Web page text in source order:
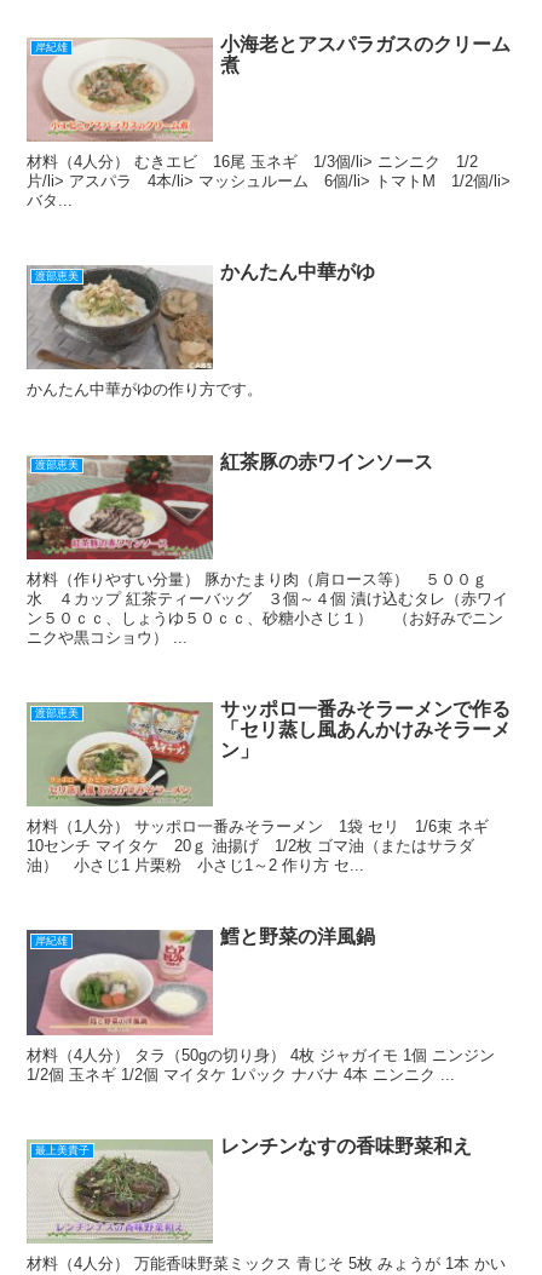
k
岸紀雄
小海老とアスパラガスのクリーム
煮
材料（4人分） むきエビ 16尾 玉ネギ 1/3個/li> ニンニク 1/2
片/li> アスパラ 4本/li> マッシュルーム 6個/li> トマトM 1/2個/li>
バタ...
渡部恵美 かんたん中華がゆ
かんたん中華がゆの作り方です。
渡部恵美 紅茶豚の赤ワインソース
材料（作りやすい分量） 豚かたまり肉（肩ロース等） ５００ｇ
水 ４カップ 紅茶ティーバッグ ３個～４個 漬け込むタレ（赤ワイ
ン５０ｃｃ、しょうゆ５０ｃｃ、砂糖小さじ１） （お好みでニン
ニクや黒コショウ） ...
渡部恵美
サッポロ一番みそラーメンで作る
「セリ蒸し風あんかけみそラーメ
ン」
材料（1人分） サッポロ一番みそラーメン 1袋 セリ 1/6束 ネギ
10センチ マイタケ 20ｇ 油揚げ 1/2枚 ゴマ油（またはサラダ
油） 小さじ1 片栗粉 小さじ1～2 作り方 セ...
岸紀雄 鱈と野菜の洋風鍋
材料（4人分） タラ（50gの切り身） 4枚 ジャガイモ 1個 ニンジン
1/2個 玉ネギ 1/2個 マイタケ 1パック ナバナ 4本 ニンニク ...
最上美貴子 レンチンなすの香味野菜和え
材料（4人分） 万能香味野菜ミックス 青じそ 5枚 みょうが 1本 かい